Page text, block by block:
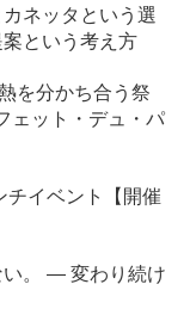
ネッタという選
という考え方
を分かち合う祭
ット・デュ・パ
チイベント【開催
い。 ― 変わり続け